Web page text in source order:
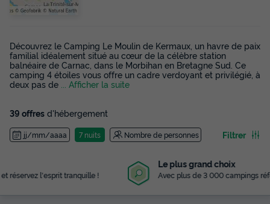
Découvrez le Camping Le Moulin de Kermaux, un havre de paix
familial idéalement situé au cœur de la célèbre station
balnéaire de Carnac, dans le Morbihan en Bretagne Sud. Ce
camping 4 étoiles vous offre un cadre verdoyant et privilégié, à
deux pas de
... Afficher la suite
39 offres d'hébergement
jj/mm/aaaa 7 nuits Nombre de personnes Filtrer
Avec plus de 3 000 campings référencés